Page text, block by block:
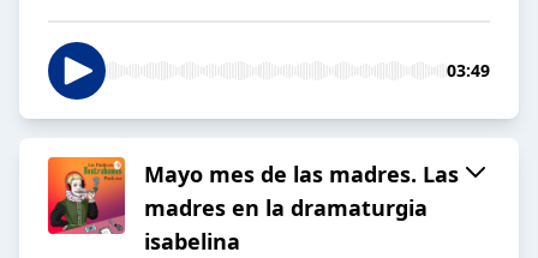
03:49
Mayo mes de las madres. Las
madres en la dramaturgia
isabelina